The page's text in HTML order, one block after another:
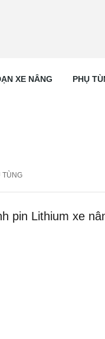
XE NÂNG PHỤ
TÙNG
pin Lithium xe